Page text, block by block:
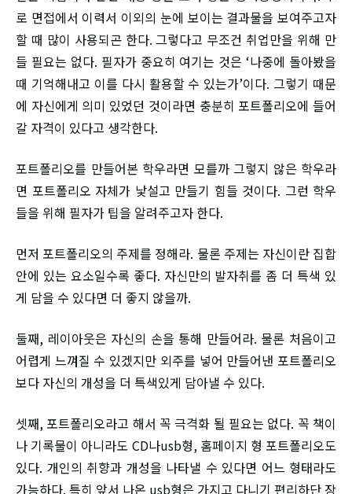
로 면접에서 이력서 이외의 눈에 보이는 결과물을 보여주고자
할 때 많이 사용되곤 한다. 그렇다고 무조건 취업만을 위해 만
들 필요는 없다. 필자가 중요히 여기는 것은 ‘나중에 돌아봤을
때 기억해내고 이를 다시 활용할 수 있는가’이다. 그렇기 때문
에 자신에게 의미 있었던 것이라면 충분히 포트폴리오에 들어
갈 자격이 있다고 생각한다.
포트폴리오를 만들어본 학우라면 모를까 그렇지 않은 학우라
면 포트폴리오 자체가 낯설고 만들기 힘들 것이다. 그런 학우
들을 위해 필자가 팁을 알려주고자 한다.
먼저 포트폴리오의 주제를 정해라. 물론 주제는 자신이란 집합
안에 있는 요소일수록 좋다. 자신만의 발자취를 좀 더 특색 있
게 담을 수 있다면 더 좋지 않을까.
둘째, 레이아웃은 자신의 손을 통해 만들어라. 물론 처음이고
어렵게 느껴질 수 있겠지만 외주를 넣어 만들어낸 포트폴리오
보다 자신의 개성을 더 특색있게 담아낼 수 있다.
셋째, 포트폴리오라고 해서 꼭 극격화 될 필요는 없다. 꼭 책이
나 기록물이 아니라도 CD나usb형, 홈페이지 형 포트폴리오도
있다. 개인의 취향과 개성을 나타낼 수 있다면 어느 형태라도
가능하다. 특히 앞서 나온 usb형은 가지고 다니기 편리하단 장